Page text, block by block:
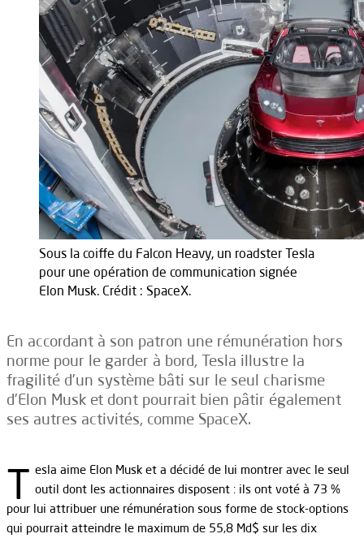
Sous la coiffe du Falcon Heavy, un roadster Tesla
pour une opération de communication signée
Elon Musk. Crédit : SpaceX.
En accordant à son patron une rémunération hors
norme pour le garder à bord, Tesla illustre la
fragilité d’un système bâti sur le seul charisme
d’Elon Musk et dont pourrait bien pâtir également
ses autres activités, comme SpaceX.
T esla aime Elon Musk et a décidé de lui montrer avec le seul
outil dont les actionnaires disposent : ils ont voté à 73 %
pour lui attribuer une rémunération sous forme de stock-options
qui pourrait atteindre le maximum de 55,8 Md$ sur les dix